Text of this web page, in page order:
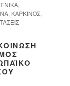
,
, ΚΑΡΚΙΝΟΣ,